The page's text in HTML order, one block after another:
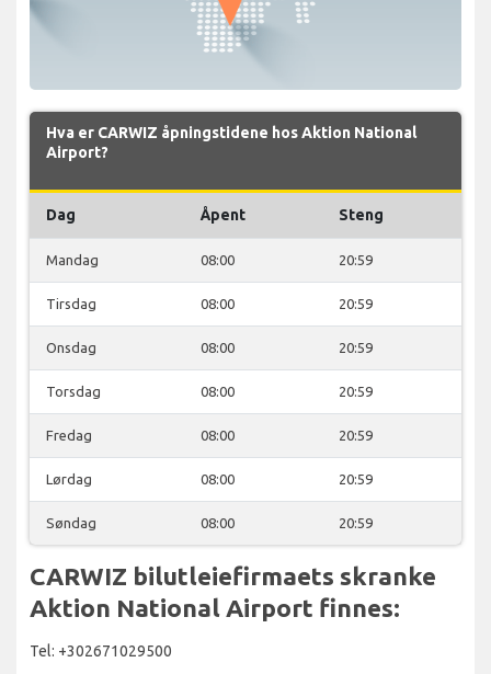
Hva er CARWIZ åpningstidene hos Aktion National
Airport?
Dag Åpent Steng
Mandag 08:00 20:59
Tirsdag 08:00 20:59
Onsdag 08:00 20:59
Torsdag 08:00 20:59
Fredag 08:00 20:59
Lørdag 08:00 20:59
Søndag 08:00 20:59
CARWIZ bilutleiefirmaets skranke
Aktion National Airport finnes:
Tel: +302671029500